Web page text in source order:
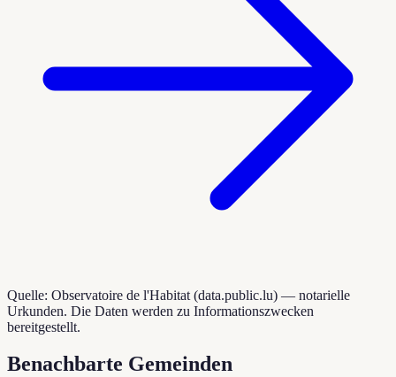
Quelle: Observatoire de l'Habitat (data.public.lu) — notarielle
Urkunden. Die Daten werden zu Informationszwecken
bereitgestellt.
Benachbarte Gemeinden